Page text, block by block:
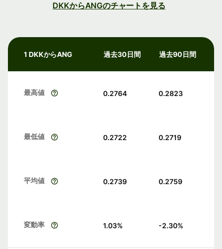
DKKからANGのチャートを見る
1 DKKからANG 過去30日間 過去90日間
最高値 0.2764 0.2823
最低値 0.2722 0.2719
平均値 0.2739 0.2759
変動率 1.03% -2.30%